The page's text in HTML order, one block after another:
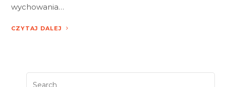
wychowania…
CZYTAJ DALEJ